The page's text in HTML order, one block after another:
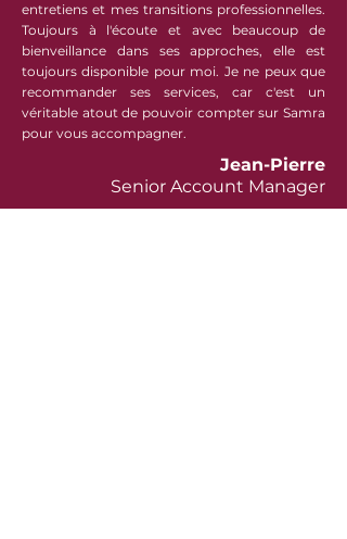
entretiens et mes transitions professionnelles.
Toujours à l'écoute et avec beaucoup de
bienveillance dans ses approches, elle est
toujours disponible pour moi. Je ne peux que
recommander ses services, car c'est un
véritable atout de pouvoir compter sur Samra
pour vous accompagner.
Jean-Pierre
Senior Account Manager